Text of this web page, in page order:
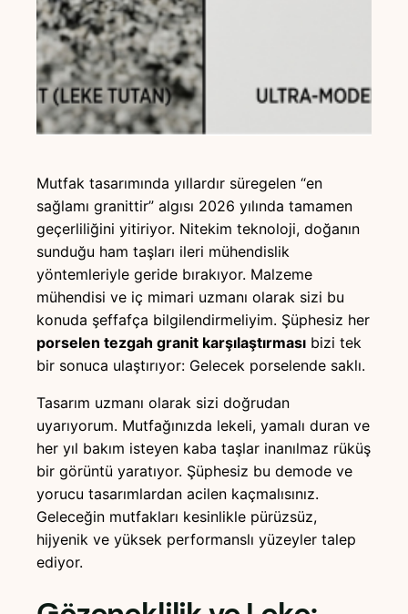
Mutfak tasarımında yıllardır süregelen “en
sağlamı granittir” algısı 2026 yılında tamamen
geçerliliğini yitiriyor. Nitekim teknoloji, doğanın
sunduğu ham taşları ileri mühendislik
yöntemleriyle geride bırakıyor. Malzeme
mühendisi ve iç mimari uzmanı olarak sizi bu
konuda şeffafça bilgilendirmeliyim. Şüphesiz her
porselen tezgah granit karşılaştırması bizi tek
bir sonuca ulaştırıyor: Gelecek porselende saklı.
Tasarım uzmanı olarak sizi doğrudan
uyarıyorum. Mutfağınızda lekeli, yamalı duran ve
her yıl bakım isteyen kaba taşlar inanılmaz rüküş
bir görüntü yaratıyor. Şüphesiz bu demode ve
yorucu tasarımlardan acilen kaçmalısınız.
Geleceğin mutfakları kesinlikle pürüzsüz,
hijyenik ve yüksek performanslı yüzeyler talep
ediyor.